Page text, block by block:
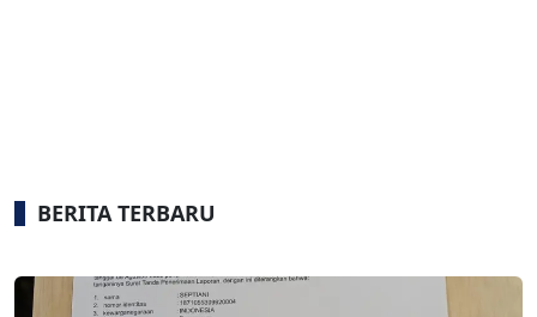
BERITA TERBARU